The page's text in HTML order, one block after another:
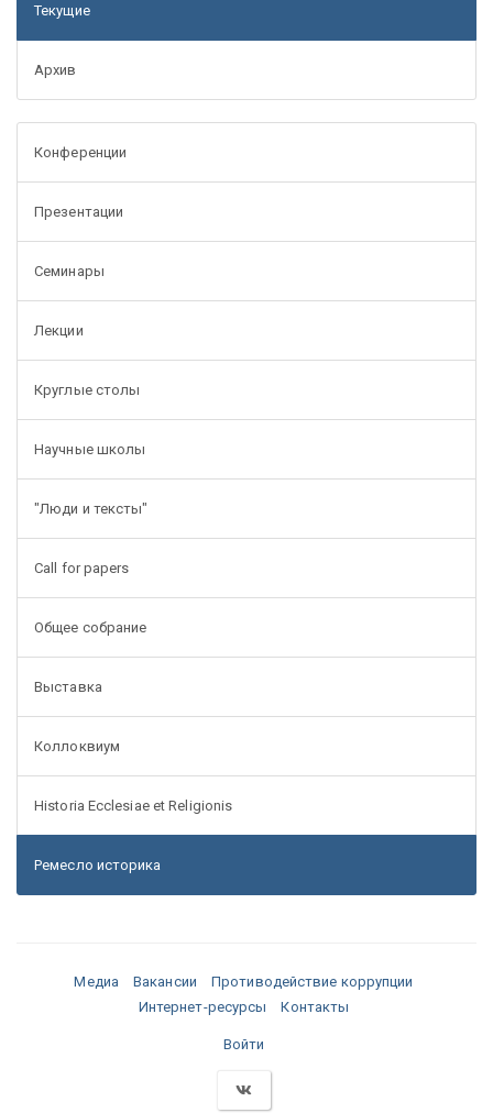
Текущие
Архив
Конференции
Презентации
Семинары
Лекции
Круглые столы
Научные школы
"Люди и тексты"
Call for papers
Общее собрание
Выставка
Коллоквиум
Historia Ecclesiae et Religionis
Ремесло историка
Медиа Вакансии
Противодействие коррупции
Интернет-ресурсы
Контакты
Войти